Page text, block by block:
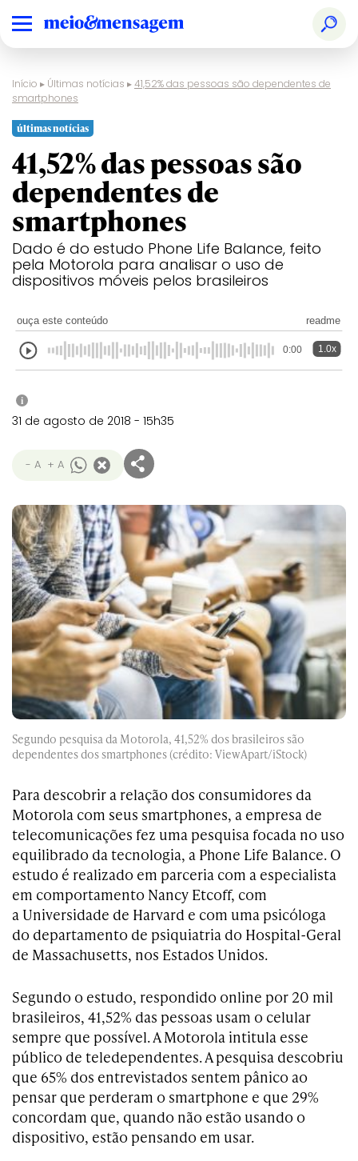
Início ▸ Últimas notícias ▸41,52% das pessoas são dependentes de
smartphones
últimas notícias
41,52% das pessoas são
dependentes de
smartphones
Dado é do estudo Phone Life Balance, feito
pela Motorola para analisar o uso de
dispositivos móveis pelos brasileiros
ouça este conteúdo readme
0:00 1.0x
i
31 de agosto de 2018 - 15h35
- A + A
Segundo pesquisa da Motorola, 41,52% dos brasileiros são
dependentes dos smartphones (crédito: ViewApart/iStock)
Para descobrir a relação dos consumidores da
Motorola com seus smartphones, a empresa de
telecomunicações fez uma pesquisa focada no uso
equilibrado da tecnologia, a Phone Life Balance. O
estudo é realizado em parceria com a especialista
em comportamento Nancy Etcoff, com
a Universidade de Harvard e com uma psicóloga
do departamento de psiquiatria do Hospital-Geral
de Massachusetts, nos Estados Unidos.
Segundo o estudo, respondido online por 20 mil
brasileiros, 41,52% das pessoas usam o celular
sempre que possível. A Motorola intitula esse
público de teledependentes. A pesquisa descobriu
que 65% dos entrevistados sentem pânico ao
pensar que perderam o smartphone e que 29%
concordam que, quando não estão usando o
dispositivo, estão pensando em usar.